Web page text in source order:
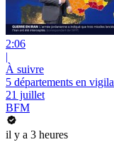
2:06
|
À suivre
5 départements en
21 juillet
BFM
il y a 3 heures